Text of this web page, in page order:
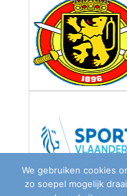
We gebruiken cookies
zo soepel mogelijk